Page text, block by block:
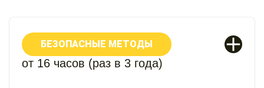
БЕЗОПАСНЫЕ МЕТОДЫ
от 16 часов (раз в 3 года)